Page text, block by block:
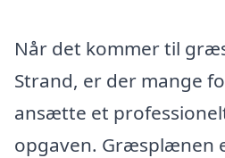
Når det kommer til
Strand, er der mange
ansætte et
opgaven. Græsplænen